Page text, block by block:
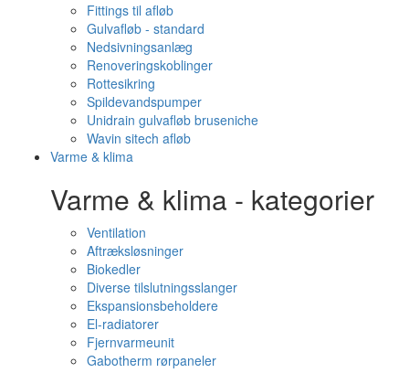
Fittings til afløb
Gulvafløb - standard
Nedsivningsanlæg
Renoveringskoblinger
Rottesikring
Spildevandspumper
Unidrain gulvafløb bruseniche
Wavin sitech afløb
Varme & klima
Varme & klima - kategorier
Ventilation
Aftræksløsninger
Biokedler
Diverse tilslutningsslanger
Ekspansionsbeholdere
El-radiatorer
Fjernvarmeunit
Gabotherm rørpaneler